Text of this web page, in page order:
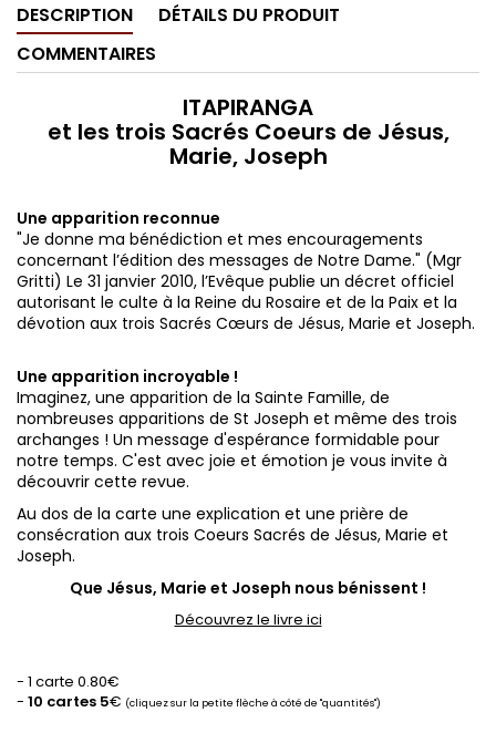
DESCRIPTION
DÉTAILS DU PRODUIT
COMMENTAIRES
ITAPIRANGA
et les trois Sacrés Coeurs de Jésus,
Marie, Joseph
Une apparition reconnue
"Je donne ma bénédiction et mes encouragements
concernant l’édition des messages de Notre Dame." (Mgr
Gritti) Le 31 janvier 2010, l’Evêque publie un décret officiel
autorisant le culte à la Reine du Rosaire et de la Paix et la
dévotion aux trois Sacrés Cœurs de Jésus, Marie et Joseph.
Une apparition incroyable !
Imaginez, une apparition de la Sainte Famille, de
nombreuses apparitions de St Joseph et même des trois
archanges ! Un message d'espérance formidable pour
notre temps. C'est avec joie et émotion je vous invite à
découvrir cette revue.
Au dos de la carte une explication et une prière de
consécration aux trois Coeurs Sacrés de Jésus, Marie et
Joseph.
Que Jésus, Marie et Joseph nous bénissent !
Découvrez le livre ici
- 1 carte 0.80€
- 10 cartes 5€ (cliquez sur la petite flèche à côté de "quantités")